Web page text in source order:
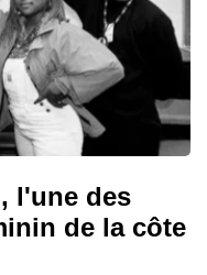
l'une des
de la côte